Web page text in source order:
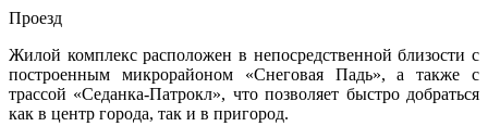
Проезд
Жилой комплекс расположен в непосредственной близости с
построенным микрорайоном «Снеговая Падь», а также с
трассой «Седанка-Патрокл», что позволяет быстро добраться
как в центр города, так и в пригород.